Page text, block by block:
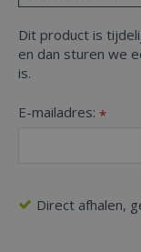
Dit product is
en dan sturen we
is.
E-mailadres: *
Direct afhalen,